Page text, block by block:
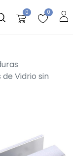
0 0
Vidrio sin